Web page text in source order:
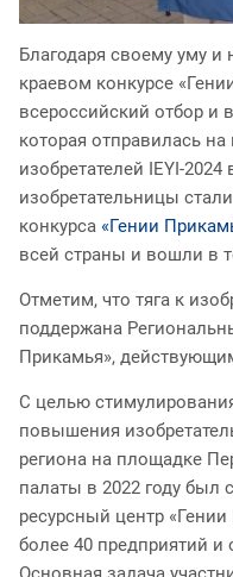
Благодаря своему уму
краевом конкурсе
всероссийский отбор и
которая отправилась
изобретателей IEYI-
изобретательницы
конкурса «Гении
всей страны и вошли в
Отметим, что тяга к
поддержана
Прикамья»,
С целью
повышения
региона на площадке
палаты в 2022 году
ресурсный центр
более 40 предприятий и